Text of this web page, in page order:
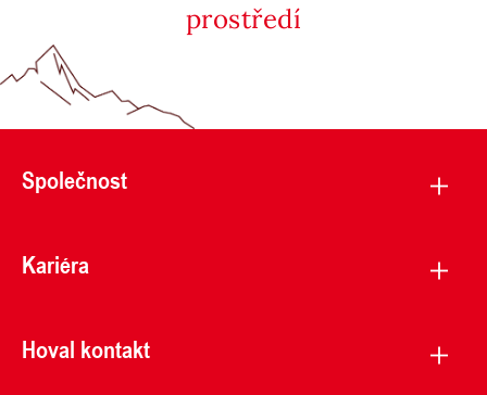
prostředí
Společnost
Kariéra
Hoval kontakt